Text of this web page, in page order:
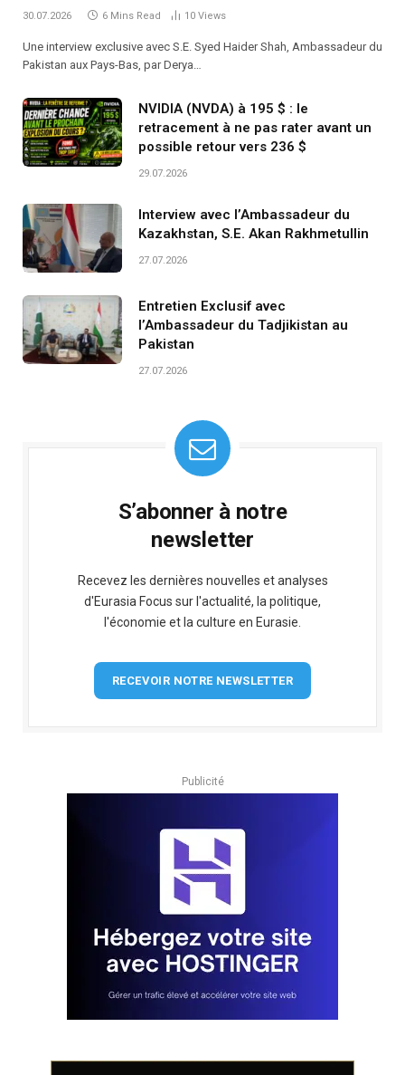
30.07.2026 6 Mins Read 10 Views
Une interview exclusive avec S.E. Syed Haider Shah, Ambassadeur du
Pakistan aux Pays-Bas, par Derya…
NVIDIA (NVDA) à 195 $ : le
retracement à ne pas rater avant un
possible retour vers 236 $
29.07.2026
Interview avec l’Ambassadeur du
Kazakhstan, S.E. Akan Rakhmetullin
27.07.2026
Entretien Exclusif avec
l’Ambassadeur du Tadjikistan au
Pakistan
27.07.2026
S’abonner à notre
newsletter
Recevez les dernières nouvelles et analyses
d'Eurasia Focus sur l'actualité, la politique,
l'économie et la culture en Eurasie.
RECEVOIR NOTRE NEWSLETTER
Publicité